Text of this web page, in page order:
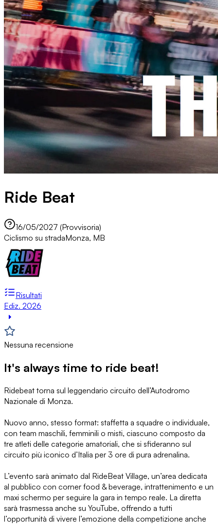
Ride Beat
16/05/2027 (Provvisoria)
Ciclismo su stradaMonza, MB
Risultati
Ediz. 2026
Nessuna recensione
It's always time to ride beat!
Ridebeat torna sul leggendario circuito dell’Autodromo
Nazionale di Monza.
Nuovo anno, stesso format: staffetta a squadre o individuale,
con team maschili, femminili o misti, ciascuno composto da
tre atleti delle categorie amatoriali, che si sfideranno sul
circuito più iconico d’Italia per 3 ore di pura adrenalina.
L’evento sarà animato dal RideBeat Village, un’area dedicata
al pubblico con corner food & beverage, intrattenimento e un
maxi schermo per seguire la gara in tempo reale. La diretta
sarà trasmessa anche su YouTube, offrendo a tutti
l’opportunità di vivere l’emozione della competizione anche